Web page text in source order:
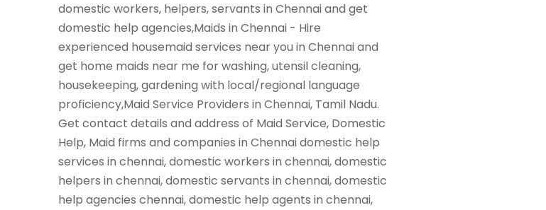
domestic workers, helpers, servants in Chennai and get
domestic help agencies,Maids in Chennai - Hire
experienced housemaid services near you in Chennai and
get home maids near me for washing, utensil cleaning,
housekeeping, gardening with local/regional language
proficiency,Maid Service Providers in Chennai, Tamil Nadu.
Get contact details and address of Maid Service, Domestic
Help, Maid firms and companies in Chennai domestic help
services in chennai, domestic workers in chennai, domestic
helpers in chennai, domestic servants in chennai, domestic
help agencies chennai, domestic help agents in chennai,